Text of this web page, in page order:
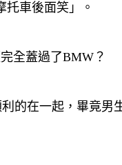
車後面笑」。
全蓋過了BMW？
的在一起，畢竟男